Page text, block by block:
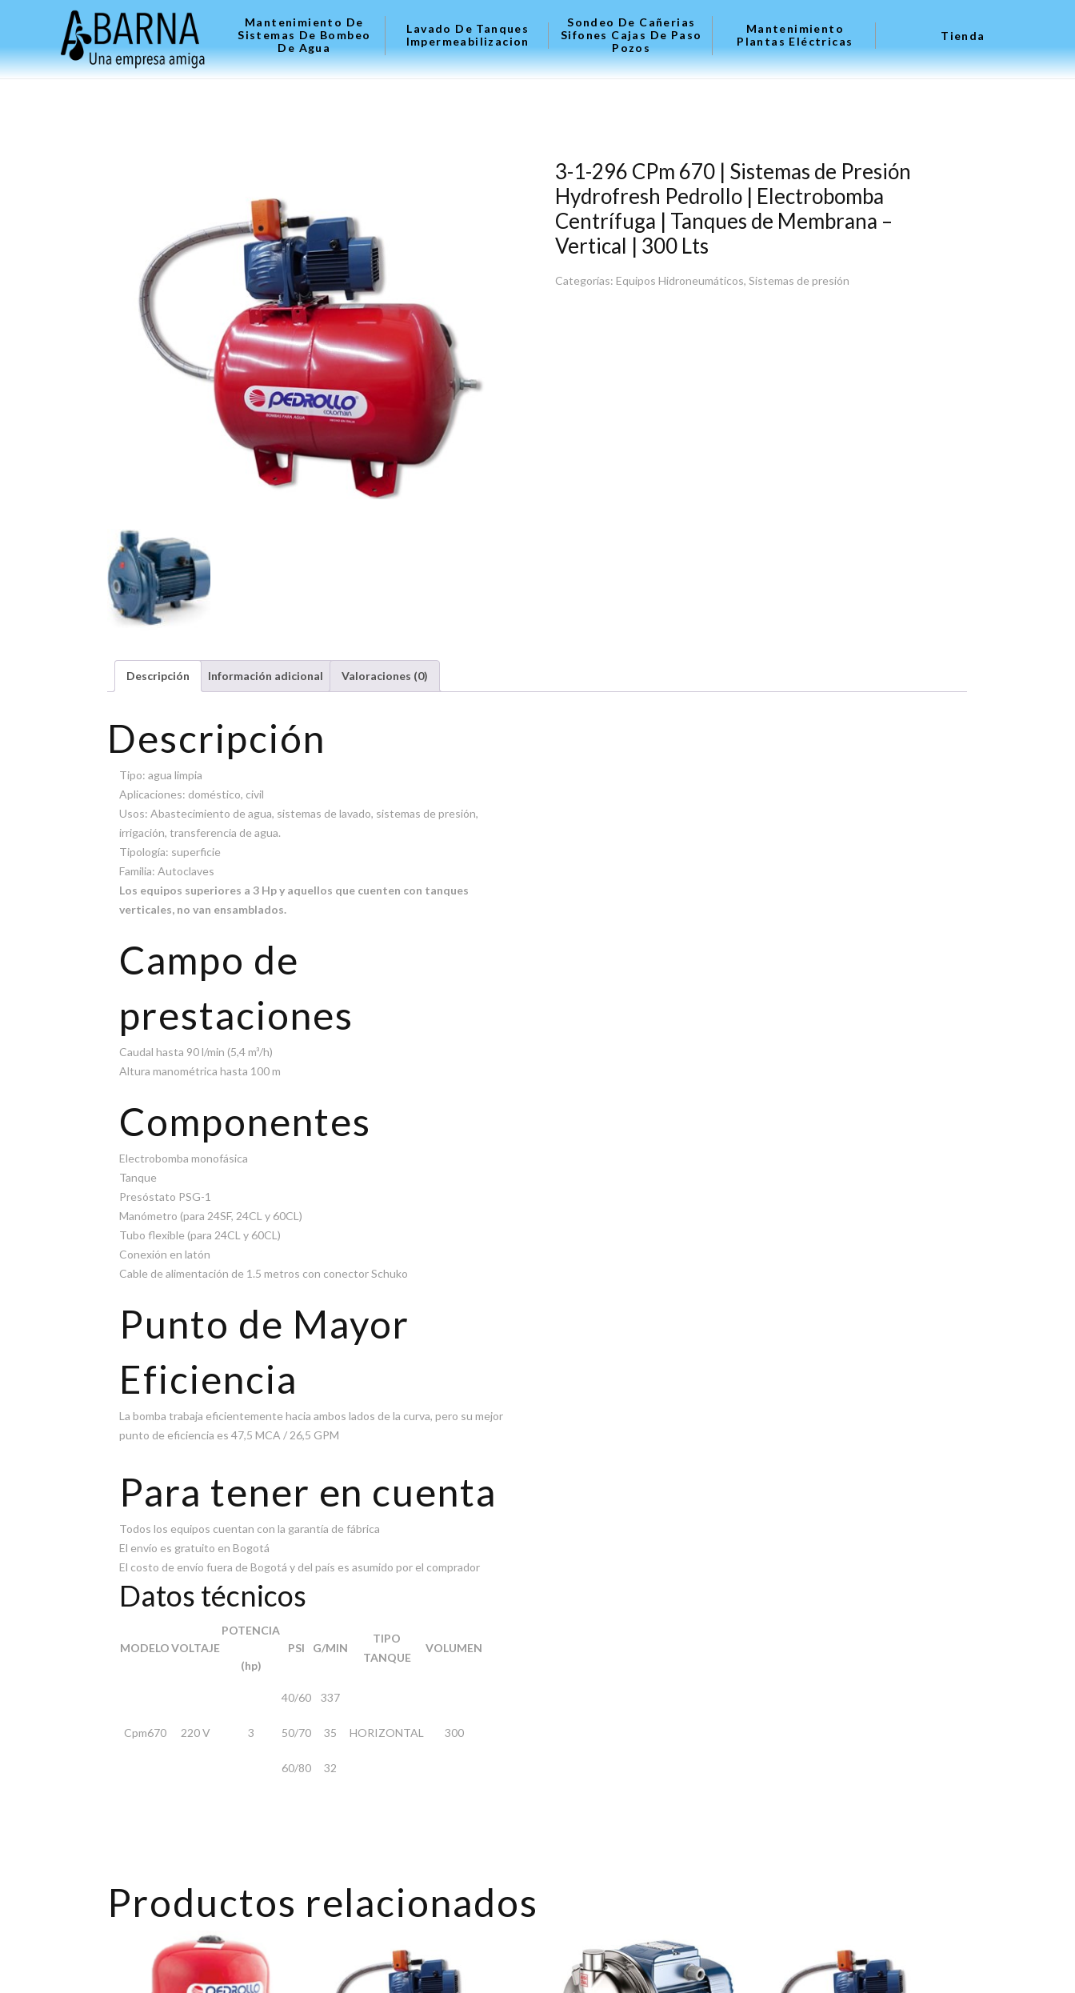
Mantenimiento De
Sistemas De Bombeo
De Agua
Lavado De Tanques
Impermeabilizacion
Sondeo De Cañerias
Sifones Cajas De Paso
Pozos
Mantenimiento
Plantas Eléctricas
Tienda
3-1-296 CPm 670 | Sistemas de Presión
Hydrofresh Pedrollo | Electrobomba
Centrífuga | Tanques de Membrana –
Vertical | 300 Lts
Categorías: Equipos Hidroneumáticos, Sistemas de presión
Descripción Información adicional Valoraciones (0)
Descripción
Tipo: agua limpia
Aplicaciones: doméstico, civil
Usos: Abastecimiento de agua, sistemas de lavado, sistemas de presión,
irrigación, transferencia de agua.
Tipología: superficie
Familia: Autoclaves
Los equipos superiores a 3 Hp y aquellos que cuenten con tanques
verticales, no van ensamblados.
Campo de
prestaciones
Caudal hasta 90 l/min (5,4 m³/h)
Altura manométrica hasta 100 m
Componentes
Electrobomba monofásica
Tanque
Presóstato PSG-1
Manómetro (para 24SF, 24CL y 60CL)
Tubo flexible (para 24CL y 60CL)
Conexión en latón
Cable de alimentación de 1.5 metros con conector Schuko
Punto de Mayor
Eficiencia
La bomba trabaja eficientemente hacia ambos lados de la curva, pero su mejor
punto de eficiencia es 47,5 MCA / 26,5 GPM
Para tener en cuenta
Todos los equipos cuentan con la garantía de fábrica
El envío es gratuito en Bogotá
El costo de envío fuera de Bogotá y del país es asumido por el comprador
Datos técnicos
MODELO VOLTAJE
POTENCIA
(hp)
PSI G/MIN
TIPO
TANQUE
VOLUMEN
Cpm670 220 V 3
40/60
50/70
60/80
337
35
32
HORIZONTAL 300
Productos relacionados